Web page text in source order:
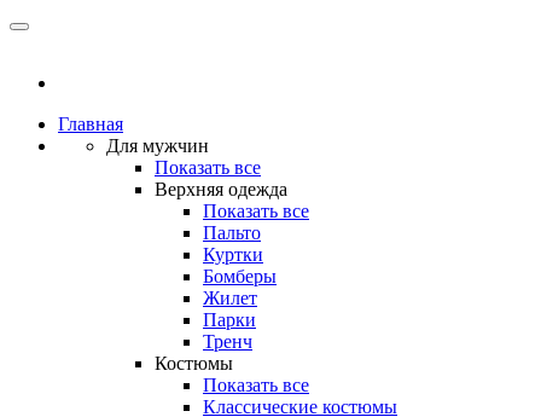
Главная
Для мужчин
Показать все
Верхняя одежда
Показать все
Пальто
Куртки
Бомберы
Жилет
Парки
Тренч
Костюмы
Показать все
Классические костюмы